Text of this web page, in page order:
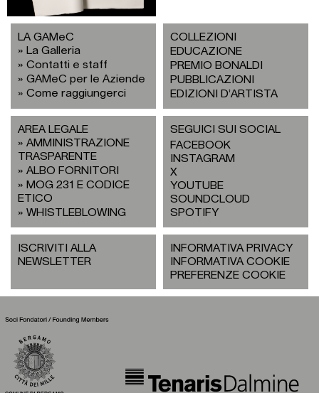
LA GAMeC
La Galleria
Contatti e staff
GAMeC per le Aziende
Come raggiungerci
COLLEZIONI
EDUCAZIONE
PREMIO BONALDI
PUBBLICAZIONI
EDIZIONI D’ARTISTA
AREA LEGALE
AMMINISTRAZIONE
TRASPARENTE
ALBO FORNITORI
MOG 231 E CODICE
ETICO
WHISTLEBLOWING
SEGUICI SUI SOCIAL
FACEBOOK
INSTAGRAM
X
YOUTUBE
SOUNDCLOUD
SPOTIFY
ISCRIVITI ALLA
NEWSLETTER
INFORMATIVA PRIVACY
INFORMATIVA COOKIE
PREFERENZE COOKIE